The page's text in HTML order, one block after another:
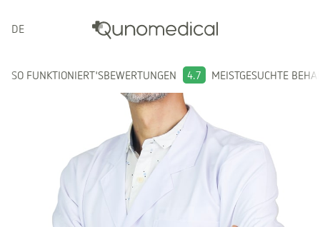
DEUTSCH
SO FUNKTIONIERT'SBEWERTUNGEN 4.7 MEISTGESUCHTE